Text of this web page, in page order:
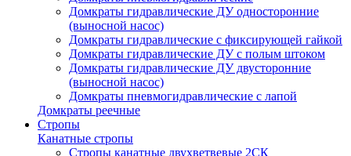
Домкраты гидравлические ДУ односторонние
(выносной насос)
Домкраты гидравлические с фиксирующей гайкой
Домкраты гидравлические ДУ c полым штоком
Домкраты гидравлические ДУ двусторонние
(выносной насос)
Домкраты пневмогидравлические с лапой
Домкраты реечные
Стропы
Канатные стропы
Стропы канатные двухветвевые 2СК